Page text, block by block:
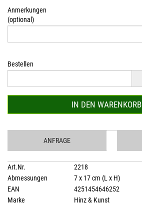
Anmerkungen
(optional)
Bestellen
IN DEN WARENKORB
ANFRAGE
Art.Nr.
2218
Abmessungen
7 x 17 cm (L x H)
EAN
4251454646252
Marke
Hinz & Kunst